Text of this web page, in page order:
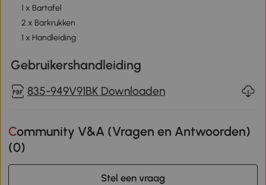
1 x Bartafel
2 x Barkrukken
1 x Handleiding
Gebruikershandleiding
835-949V91BK Downloaden
Community V&A (Vragen en Antwoorden)
(0)
Stel een vraag